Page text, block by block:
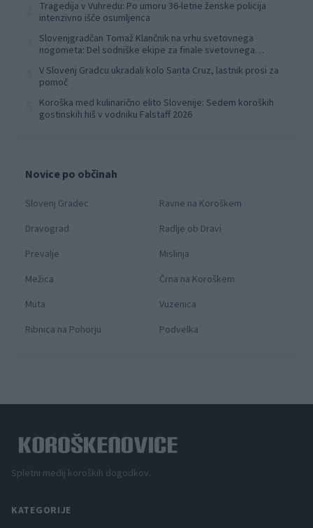
Tragedija v Vuhredu: Po umoru 36-letne ženske policija
intenzivno išče osumljenca
Slovenjgradčan Tomaž Klančnik na vrhu svetovnega
nogometa: Del sodniške ekipe za finale svetovnega
V Slovenj Gradcu ukradali kolo Santa Cruz, lastnik prosi za
pomoč
Koroška med kulinarično elito Slovenije: Sedem koroških
gostinskih hiš v vodniku Falstaff 2026
Novice po občinah
Slovenj Gradec
Ravne na Koroškem
Dravograd
Radlje ob Dravi
Prevalje
Mislinja
Mežica
Črna na Koroškem
Muta
Vuzenica
Ribnica na Pohorju
Podvelka
Spletni medij koroških dogodkov.
KATEGORIJE